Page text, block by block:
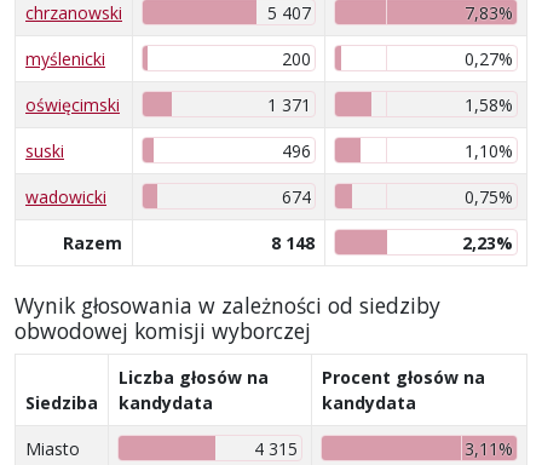
chrzanowski
5 407
7,83%
myślenicki
200
0,27%
oświęcimski
1 371
1,58%
suski
496
1,10%
wadowicki
674
0,75%
Razem
8 148 2,23%
Wynik głosowania w zależności od siedziby
obwodowej komisji wyborczej
Siedziba
Liczba głosów na
kandydata
Procent głosów na
kandydata
Miasto
4 315
3,11%